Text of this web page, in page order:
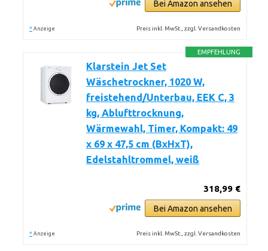
Bei Amazon ansehen
* Anzeige Preis inkl. MwSt., zzgl. Versandkosten
EMPFEHLUNG
Klarstein Jet Set
Wäschetrockner, 1020 W,
freistehend/Unterbau, EEK C, 3
kg, Ablufttrocknung,
Wärmewahl, Timer, Kompakt: 49
x 69 x 47,5 cm (BxHxT),
Edelstahltrommel, weiß
318,99 €
Bei Amazon ansehen
* Anzeige Preis inkl. MwSt., zzgl. Versandkosten